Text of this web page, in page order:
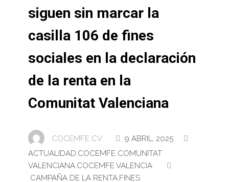
siguen sin marcar la
casilla 106 de fines
sociales en la declaración
de la renta en la
Comunitat Valenciana
COCEMFE CV .
9 ABRIL, 2025
ACTUALIDAD,COCEMFE COMUNITAT
VALENCIANA,COCEMFE VALENCIA
CAMPAÑA DE LA RENTA,FINES